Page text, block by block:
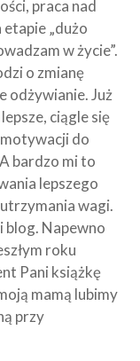
praca nad
etapie „dużo
w życie”.
o zmianę
odżywianie. Już
ciągle się
do
bardzo mi to
lepszego
wagi.
blog. Napewno
roku
Pani książkę
mamą lubimy
przy